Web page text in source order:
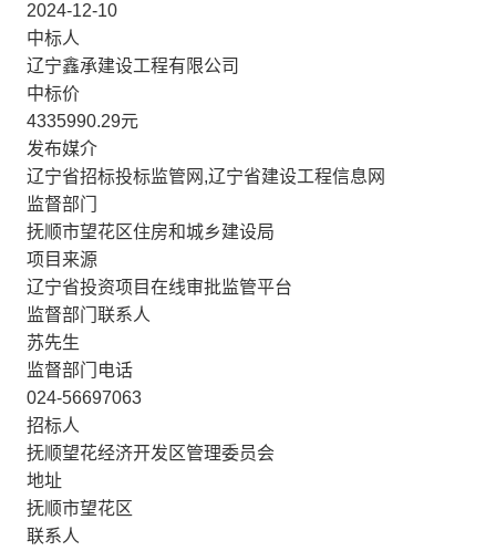
2024-12-10
中标人
辽宁鑫承建设工程有限公司
中标价
4335990.29元
发布媒介
辽宁省招标投标监管网,辽宁省建设工程信息网
监督部门
抚顺市望花区住房和城乡建设局
项目来源
辽宁省投资项目在线审批监管平台
监督部门联系人
苏先生
监督部门电话
024-56697063
招标人
抚顺望花经济开发区管理委员会
地址
抚顺市望花区
联系人